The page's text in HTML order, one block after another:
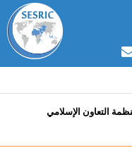
التعاون الإسلامي